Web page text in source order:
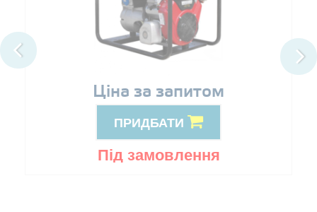
Ціна за запитом
ПРИДБАТИ
Під замовлення